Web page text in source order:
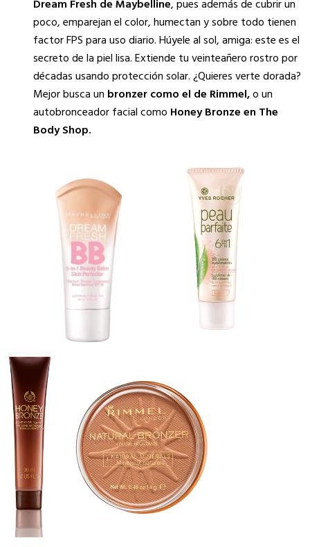
Dream Fresh de Maybelline, pues además de cubrir un
poco, emparejan el color, humectan y sobre todo tienen
factor FPS para uso diario. Húyele al sol, amiga: este es el
secreto de la piel lisa. Extiende tu veinteañero rostro por
décadas usando protección solar. ¿Quieres verte dorada?
Mejor busca un bronzer como el de Rimmel,o un
autobronceador facial como Honey Bronze en The
Body Shop.